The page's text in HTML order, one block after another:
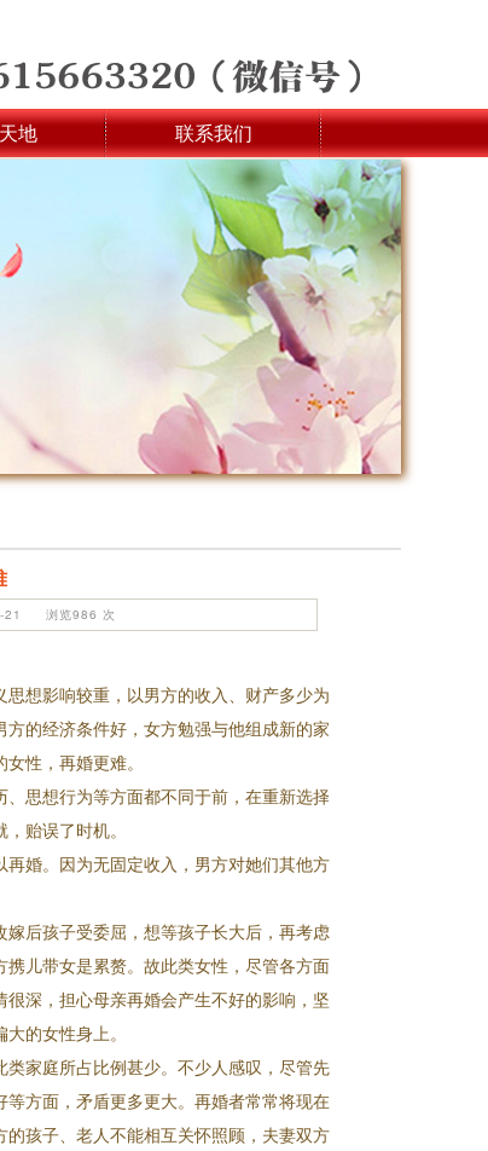
地 联系我们
21 浏览986 次
想影响较重，以男方的收入、财产多少为
的经济条件好，女方勉强与他组成新的家
性，再婚更难。
思想行为等方面都不同于前，在重新选择
贻误了时机。
婚。因为无固定收入，男方对她们其他方
后孩子受委屈，想等孩子长大后，再考虑
儿带女是累赘。故此类女性，尽管各方面
深，担心母亲再婚会产生不好的影响，坚
的女性身上。
家庭所占比例甚少。不少人感叹，尽管先
方面，矛盾更多更大。再婚者常常将现在
孩子、老人不能相互关怀照顾，夫妻双方